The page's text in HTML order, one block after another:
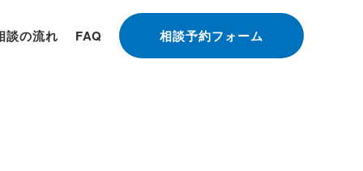
談の流れ FAQ 相談予約フォーム